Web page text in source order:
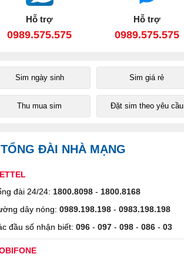
Hỗ trợ
0989.575.575
Hỗ trợ
0989.575.575
Sim ngày sinh Sim giá rẻ
Thu mua sim Đặt sim theo yêu cầu
TỔNG ĐÀI NHÀ MẠNG
đài 24/24: 1800.8098 - 1800.8168
dây nóng: 0989.198.198 - 0983.198.198
đầu số nhận biết: 096 - 097 - 098 - 086 - 03